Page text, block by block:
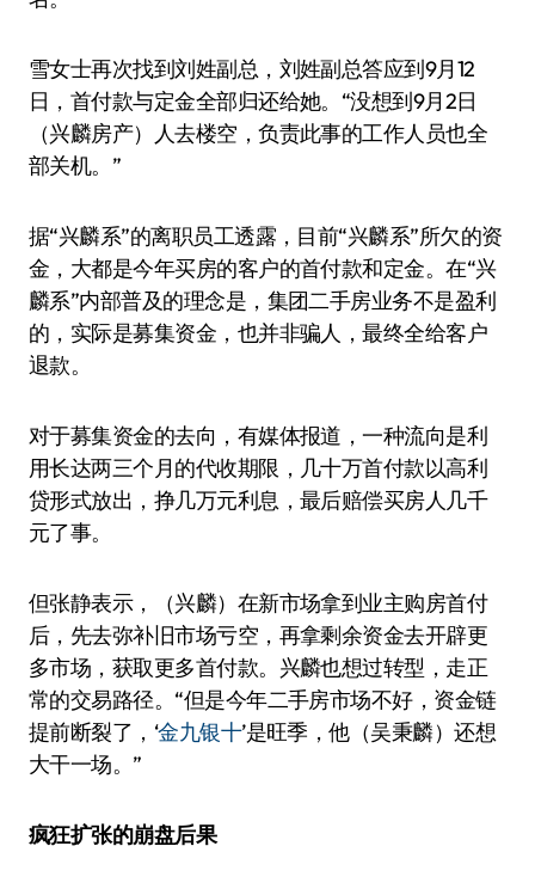
雪女士再次找到刘姓副总，刘姓副总答应到9月12
日，首付款与定金全部归还给她。“没想到9月2日
（兴麟房产）人去楼空，负责此事的工作人员也全
部关机。”
据“兴麟系”的离职员工透露，目前“兴麟系”所欠的资
金，大都是今年买房的客户的首付款和定金。在“兴
麟系”内部普及的理念是，集团二手房业务不是盈利
的，实际是募集资金，也并非骗人，最终全给客户
退款。
对于募集资金的去向，有媒体报道，一种流向是利
用长达两三个月的代收期限，几十万首付款以高利
贷形式放出，挣几万元利息，最后赔偿买房人几千
元了事。
但张静表示，（兴麟）在新市场拿到业主购房首付
后，先去弥补旧市场亏空，再拿剩余资金去开辟更
多市场，获取更多首付款。兴麟也想过转型，走正
常的交易路径。“但是今年二手房市场不好，资金链
提前断裂了，‘金九银十’是旺季，他（吴秉麟）还想
大干一场。”
疯狂扩张的崩盘后果